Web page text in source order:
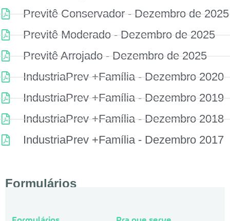
Previtê Conservador - Dezembro de 2025
Previtê Moderado - Dezembro de 2025
Previtê Arrojado - Dezembro de 2025
IndustriaPrev +Família - Dezembro 2020
IndustriaPrev +Família - Dezembro 2019
IndustriaPrev +Família - Dezembro 2018
IndustriaPrev +Família - Dezembro 2017
Formulários